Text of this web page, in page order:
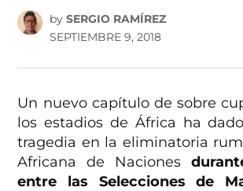
by SERGIO RAMÍREZ
SEPTIEMBRE 9, 2018
Un nuevo capítulo de sobre
los estadios de África ha
tragedia en la eliminatoria
Africana de Naciones
entre las Selecciones de